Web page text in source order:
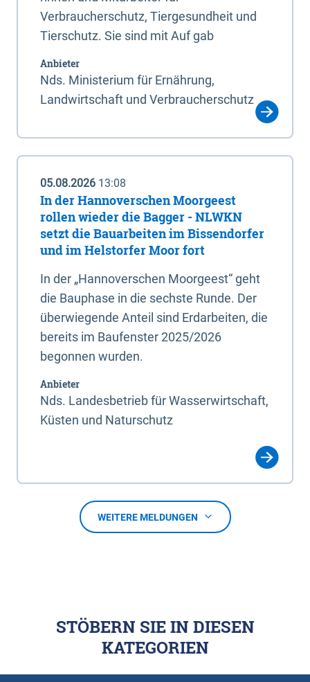
Verbraucherschutz, Tiergesundheit und
Tierschutz. Sie sind mit Auf gab
Anbieter
Nds. Ministerium für Ernährung,
Landwirtschaft und Verbraucherschutz
05.08.2026 13:08
In der Hannoverschen Moorgeest
rollen wieder die Bagger - NLWKN
setzt die Bauarbeiten im Bissendorfer
und im Helstorfer Moor fort
In der „Hannoverschen Moorgeest“ geht
die Bauphase in die sechste Runde. Der
überwiegende Anteil sind Erdarbeiten, die
bereits im Baufenster 2025/2026
begonnen wurden.
Anbieter
Nds. Landesbetrieb für Wasserwirtschaft,
Küsten und Naturschutz
WEITERE MELDUNGEN
STÖBERN SIE IN DIESEN
KATEGORIEN